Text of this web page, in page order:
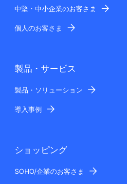
中堅・中小企業のお客さま
個人のお客さま
製品・サービス
製品・ソリューション
導入事例
ショッピング
SOHO/企業のお客さま